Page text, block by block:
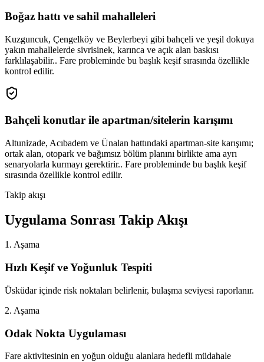
Boğaz hattı ve sahil mahalleleri
Kuzguncuk, Çengelköy ve Beylerbeyi gibi bahçeli ve yeşil dokuya
yakın mahallelerde sivrisinek, karınca ve açık alan baskısı
farklılaşabilir.. Fare probleminde bu başlık keşif sırasında özellikle
kontrol edilir.
Bahçeli konutlar ile apartman/sitelerin karışımı
Altunizade, Acıbadem ve Ünalan hattındaki apartman-site karışımı;
ortak alan, otopark ve bağımsız bölüm planını birlikte ama ayrı
senaryolarla kurmayı gerektirir.. Fare probleminde bu başlık keşif
sırasında özellikle kontrol edilir.
Takip akışı
Uygulama Sonrası Takip Akışı
1. Aşama
Hızlı Keşif ve Yoğunluk Tespiti
Üsküdar içinde risk noktaları belirlenir, bulaşma seviyesi raporlanır.
2. Aşama
Odak Nokta Uygulaması
Fare aktivitesinin en yoğun olduğu alanlara hedefli müdahale